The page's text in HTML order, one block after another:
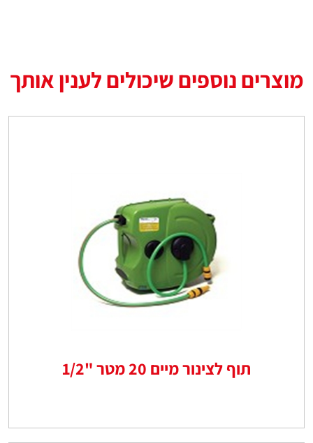
מוצרים נוספים שיכולים לענין אותך
תוף לצינור מיים 20 מטר "1/2